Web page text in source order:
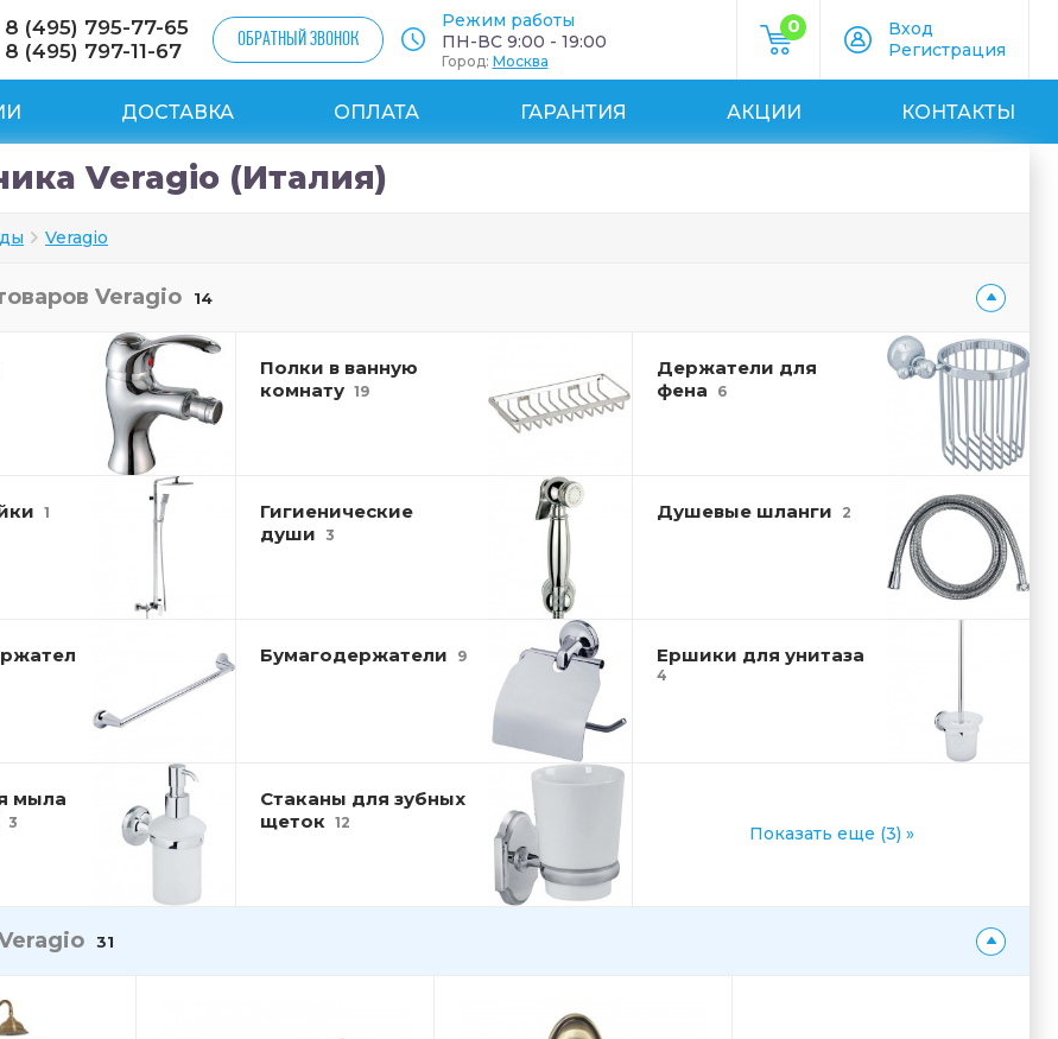
8 (495) 795-77-65
8 (495) 797-11-67
ОБРАТНЫЙ ЗВОНОК
Режим работы
ПН-ВС 9:00 - 19:00
Город: Москва
0
Вход
Регистрация
ДОСТАВКА ОПЛАТА ГАРАНТИЯ АКЦИИ КОНТАКТЫ
Veragio (Италия)
Veragio
Veragio 14
Полки в ванную
комнату 19
Держатели для
фена
6
1
Гигиенические
души
3
Душевые шланги 2
Бумагодержатели 9 Ершики для унитаза
4
мыла
3
Стаканы для зубных
щеток 12
Показать еще (3) »
31